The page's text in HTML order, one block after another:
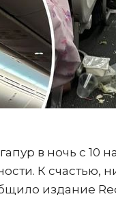
в ночь с 10
К счастью,
издание